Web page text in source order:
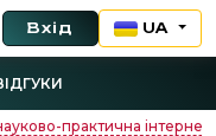
Вхід UA
практична